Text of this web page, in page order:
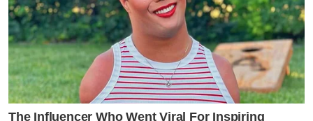
The Influencer Who Went Viral For Inspiring